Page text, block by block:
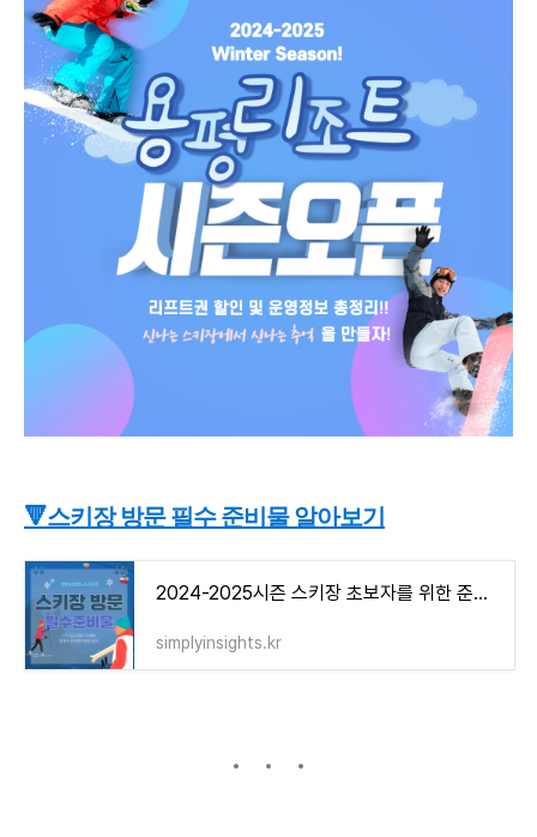
🔻스키장 방문 필수 준비물 알아보기
2024-2025시즌 스키장 초보자를 위한 준비물 꿀팁 완벽 정리
simplyinsights.kr